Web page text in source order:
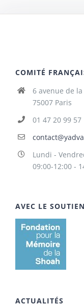
COMITÉ
6 avenue de
75007 Paris
01 47 20 99 57
Lundi -
09:00-12:00 -
AVEC LE
ACTUALITÉS